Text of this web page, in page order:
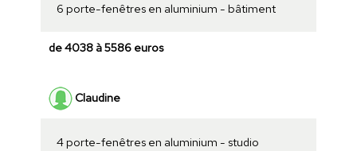
6 porte-fenêtres en aluminium - bâtiment
de 4038 à 5586 euros
Claudine
4 porte-fenêtres en aluminium - studio